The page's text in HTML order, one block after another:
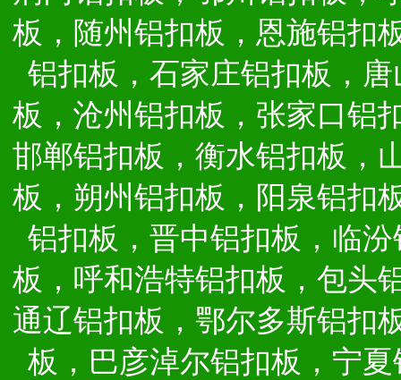
板，随州铝扣板，恩施铝扣
铝扣板，石家庄铝扣板，
板，沧州铝扣板，张家口铝
邯郸铝扣板，衡水铝扣板，
板，朔州铝扣板，阳泉铝扣
铝扣板，晋中铝扣板，临
板，呼和浩特铝扣板，包头
通辽铝扣板，鄂尔多斯铝扣
板，巴彦淖尔铝扣板，宁